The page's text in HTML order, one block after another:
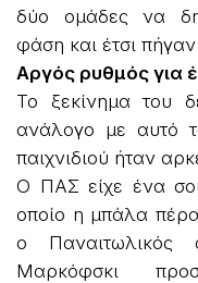
δύο ομάδες να
φάση και έτσι
Αργός ρυθμός για
Το ξεκίνημα του
ανάλογο με αυτό
παιχνιδιού ήταν
Ο ΠΑΣ είχε ένα
οποίο η μπάλα
ο
Μαρκόφσκι